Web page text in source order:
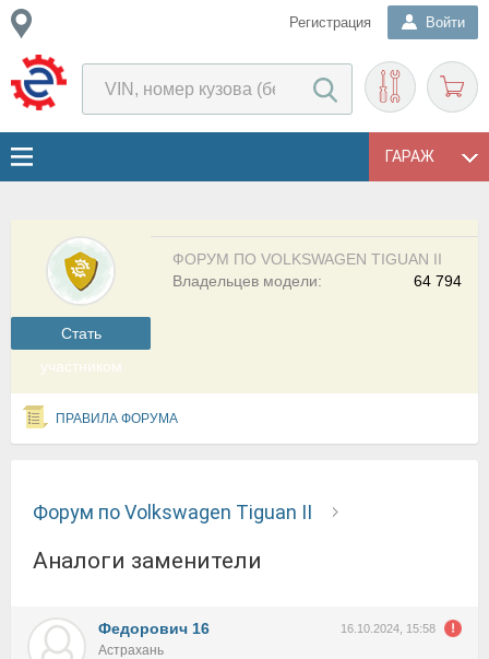
Регистрация Войти
ГАРАЖ
Cтать
участником
ФОРУМ ПО VOLKSWAGEN TIGUAN II
64 794
Владельцев модели:
ПРАВИЛА ФОРУМА
Форум по Volkswagen Tiguan II
Аналоги заменители
Федорович 16 16.10.2024, 15:58
Астрахань